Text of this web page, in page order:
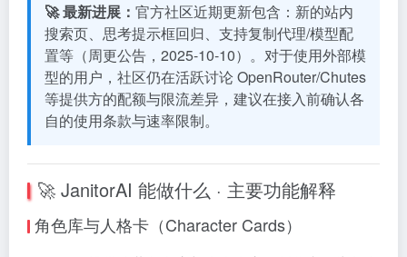
🚀 最新进展： 官方社区近期更新包含：新的站内
搜索页、思考提示框回归、支持复制代理/模型配
置等（周更公告，2025-10-10）。对于使用外部模
型的用户，社区仍在活跃讨论 OpenRouter/Chutes
等提供方的配额与限流差异，建议在接入前确认各
自的使用条款与速率限制。
🚀 JanitorAI 能做什么 · 主要功能解释
角色库与人格卡（Character Cards）